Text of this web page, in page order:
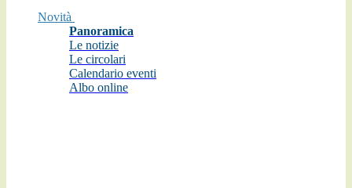
Novità
Panoramica
Le notizie
Le circolari
Calendario eventi
Albo online